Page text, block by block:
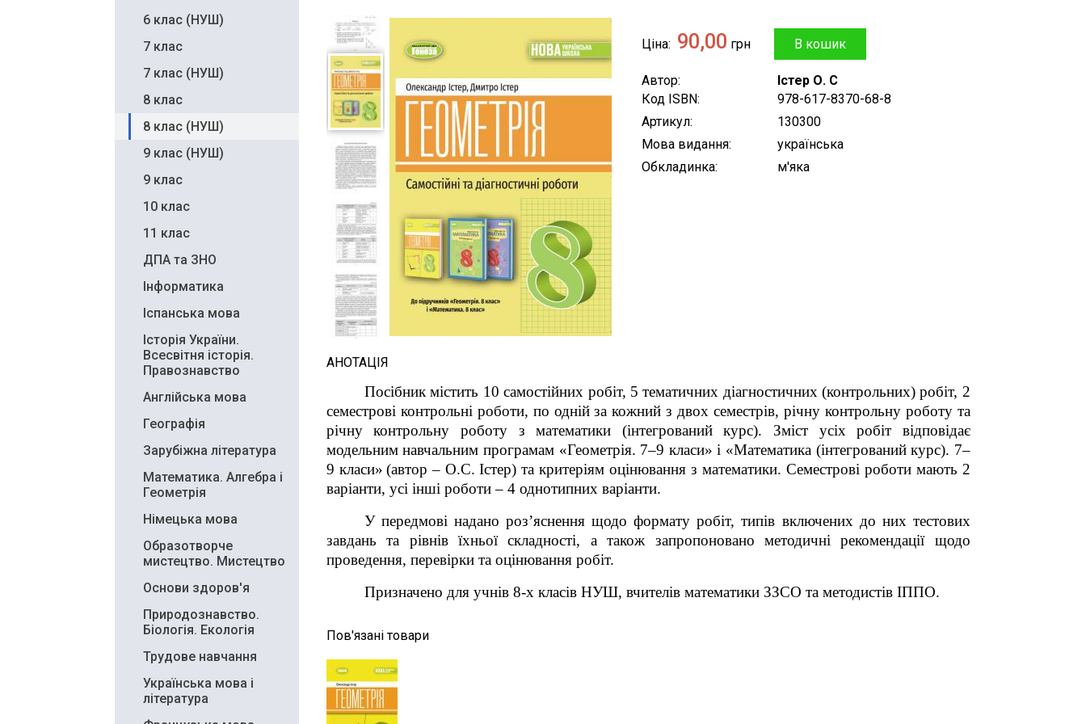
6 клас (НУШ)
7 клас
7 клас (НУШ)
8 клас
8 клас (НУШ)
9 клас (НУШ)
9 клас
10 клас
11 клас
ДПА та ЗНО
Інформатика
Іспанська мова
Історія України.
Всесвітня історія.
Правознавство
Англійська мова
Географія
Зарубіжна література
Математика. Алгебра і
Геометрія
Німецька мова
Образотворче
мистецтво. Мистецтво
Основи здоров'я
Природознавство.
Біологія. Екологія
Трудове навчання
Українська мова і
література
Ціна 90,00 грн
Автор
Істер О. С
Код ISBN
978-617-8370-68-8
Артикул
130300
Мова видання
українська
Обкладинка
м'яка
АНОТАЦІЯ
Посібник містить 10 самостійних робіт, 5 тематичних діагностичних (контрольних) робіт, 2
семестрові контрольні роботи, по одній за кожний з двох семестрів, річну контрольну роботу та
річну контрольну роботу з математики (інтегрований курс). Зміст усіх робіт відповідає
модельним навчальним програмам «Геометрія. 7–9 класи» і «Математика (інтегрований курс). 7–
9 класи» (автор – О.С. Істер) та критеріям оцінювання з математики. Семестрові роботи мають 2
варіанти, усі інші роботи – 4 однотипних варіанти.
У передмові надано роз’яснення щодо формату робіт, типів включених до них тестових
завдань та рівнів їхньої складності, а також запропоновано методичні рекомендації щодо
проведення, перевірки та оцінювання робіт.
Призначено для учнів 8-х класів НУШ, вчителів математики ЗЗСО та методистів ІППО.
Пов'язані товари